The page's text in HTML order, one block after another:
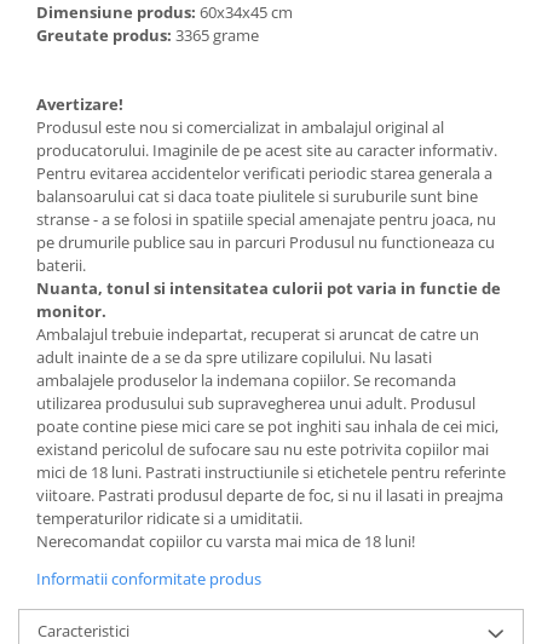
Dimensiune produs: 60x34x45 cm
Greutate produs: 3365 grame
Avertizare!
Produsul este nou si comercializat in ambalajul original al
producatorului. Imaginile de pe acest site au caracter informativ.
Pentru evitarea accidentelor verificati periodic starea generala a
balansoarului cat si daca toate piulitele si suruburile sunt bine
stranse - a se folosi in spatiile special amenajate pentru joaca, nu
pe drumurile publice sau in parcuri Produsul nu functioneaza cu
baterii.
Nuanta, tonul si intensitatea culorii pot varia in functie de
monitor.
Ambalajul trebuie indepartat, recuperat si aruncat de catre un
adult inainte de a se da spre utilizare copilului. Nu lasati
ambalajele produselor la indemana copiilor. Se recomanda
utilizarea produsului sub supravegherea unui adult. Produsul
poate contine piese mici care se pot inghiti sau inhala de cei mici,
existand pericolul de sufocare sau nu este potrivita copiilor mai
mici de 18 luni. Pastrati instructiunile si etichetele pentru referinte
viitoare. Pastrati produsul departe de foc, si nu il lasati in preajma
temperaturilor ridicate si a umiditatii.
Nerecomandat copiilor cu varsta mai mica de 18 luni!
Informatii conformitate produs
Caracteristici